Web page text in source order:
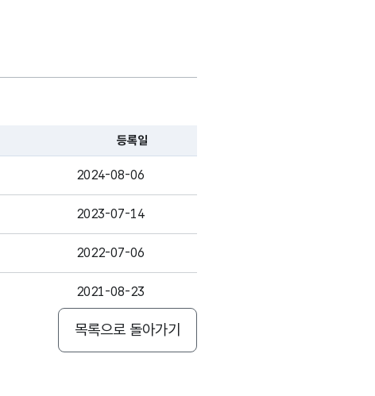
등록일
2024-08-06
2023-07-14
2022-07-06
2021-08-23
2021-08-23
목록으로 돌아가기